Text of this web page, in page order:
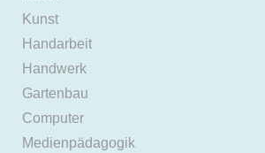
Kunst
Handarbeit
Handwerk
Gartenbau
Computer
Medienpädagogik